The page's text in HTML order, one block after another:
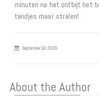
minuten na het ontbijt het
tandjes maar stralen!
September 24, 2020
About the Author